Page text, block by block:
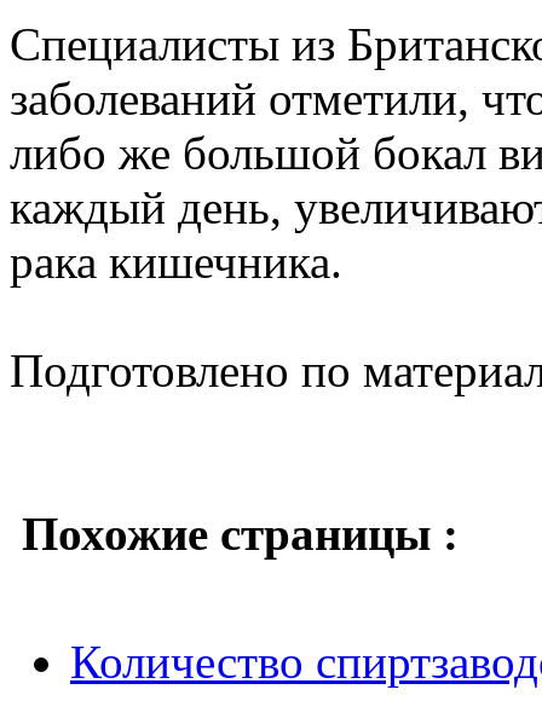
Специалисты из
заболеваний отметили,
либо же большой бокал
каждый день,
рака кишечника.
Подготовлено по
Похожие страницы :
Количество